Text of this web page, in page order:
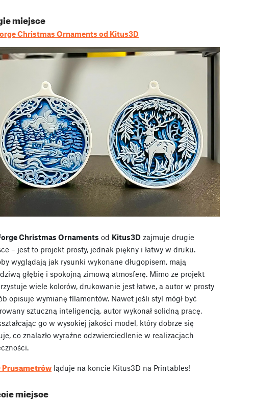
miejsce
Christmas Ornaments od Kitus3D
Christmas Ornaments od Kitus3D zajmuje drugie
– jest to projekt prosty, jednak piękny i łatwy w druku.
wyglądają jak rysunki wykonane długopisem, mają
głębię i spokojną zimową atmosferę. Mimo że projekt
wiele kolorów, drukowanie jest łatwe, a autor w prosty
opisuje wymianę filamentów. Nawet jeśli styl mógł być
sztuczną inteligencją, autor wykonał solidną pracę,
go w wysokiej jakości model, który dobrze się
co znalazło wyraźne odzwierciedlenie w realizacjach
Prusametrów ląduje na koncie Kitus3D na Printables!
miejsce